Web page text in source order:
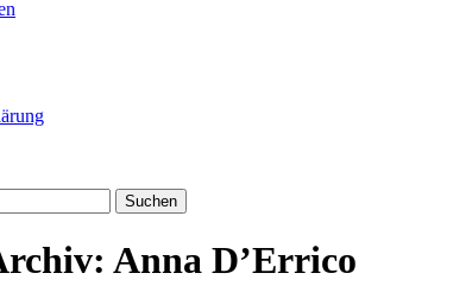
Anna D’Errico